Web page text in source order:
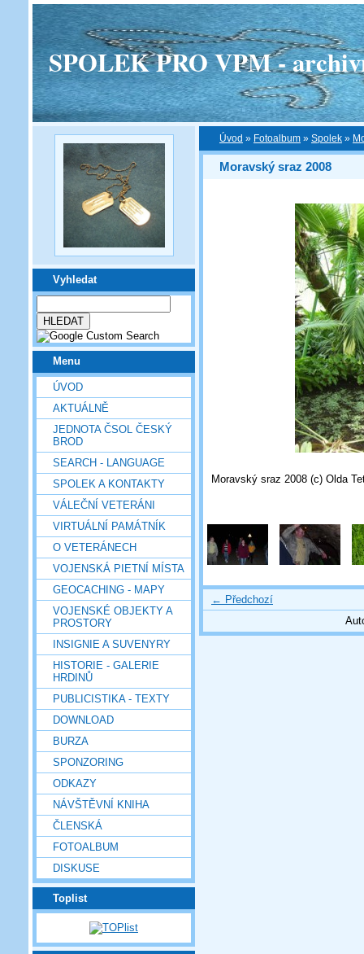
SPOLEK PRO VPM -
Vyhledat
Menu
ÚVOD
AKTUÁLNĚ
JEDNOTA ČSOL ČESKÝ
BROD
SEARCH - LANGUAGE
SPOLEK A KONTAKTY
VÁLEČNÍ VETERÁNI
VIRTUÁLNÍ PAMÁTNÍK
O VETERÁNECH
VOJENSKÁ PIETNÍ MÍSTA
GEOCACHING - MAPY
VOJENSKÉ OBJEKTY A
PROSTORY
INSIGNIE A SUVENYRY
HISTORIE - GALERIE
HRDINŮ
PUBLICISTIKA - TEXTY
DOWNLOAD
BURZA
SPONZORING
ODKAZY
NÁVŠTĚVNÍ KNIHA
ČLENSKÁ
FOTOALBUM
DISKUSE
Toplist
Úvod » Fotoalbum » Spolek »
Moravský sraz 2008
Moravský sraz 2008 (c) Olda
← Předchozí